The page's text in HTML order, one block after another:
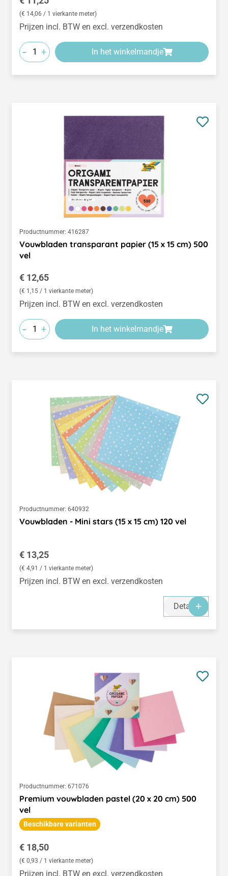
(€ 14,06 / 1 vierkante meter)
Prijzen incl. BTW en excl. verzendkosten
- + In het winkelmandje
Productnummer: 416287
Vouwbladen transparant papier (15 x 15 cm) 500
vel
Normale prijs:
€ 12,65
(€ 1,15 / 1 vierkante meter)
Prijzen incl. BTW en excl. verzendkosten
- + In het winkelmandje
Productnummer: 640932
Vouwbladen - Mini stars (15 x 15 cm) 120 vel
Normale prijs:
€ 13,25
(€ 4,91 / 1 vierkante meter)
Prijzen incl. BTW en excl. verzendkosten
Details
Productnummer: 671076
Premium vouwbladen pastel (20 x 20 cm) 500
vel
Beschikbare varianten
Normale prijs:
€ 18,50
(€ 0,93 / 1 vierkante meter)
Prijzen incl. BTW en excl. verzendkosten